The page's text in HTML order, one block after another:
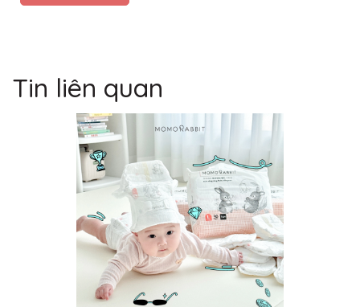
Tin liên quan